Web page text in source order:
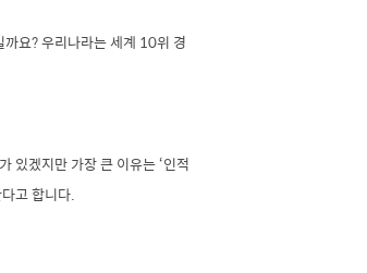
요? 우리나라는 세계 10위 경
있겠지만 가장 큰 이유는 ‘인적
고 합니다.